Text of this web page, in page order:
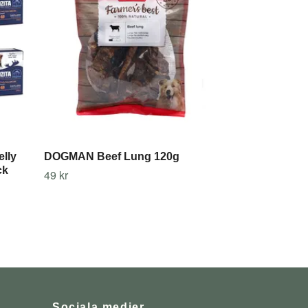
DOGMAN Beef Lung 120g
49 kr